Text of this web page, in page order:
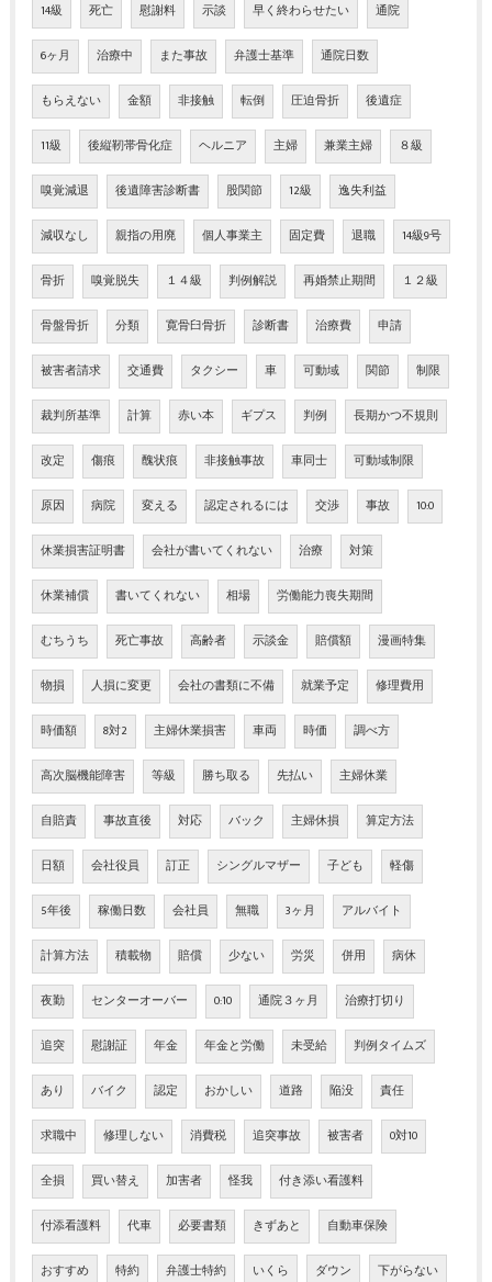
14級 死亡 慰謝料 示談 早く終わらせたい 通院
6ヶ月 治療中 また事故 弁護士基準 通院日数
もらえない 金額 非接触 転倒 圧迫骨折 後遺症
11級 後縦靭帯骨化症 ヘルニア 主婦 兼業主婦 ８級
嗅覚減退 後遺障害診断書 股関節 12級 逸失利益
減収なし 親指の用廃 個人事業主 固定費 退職 14級9号
骨折 嗅覚脱失 １４級 判例解説 再婚禁止期間 １２級
骨盤骨折 分類 寛骨臼骨折 診断書 治療費 申請
被害者請求 交通費 タクシー 車 可動域 関節 制限
裁判所基準 計算 赤い本 ギプス 判例 長期かつ不規則
改定 傷痕 醜状痕 非接触事故 車同士 可動域制限
原因 病院 変える 認定されるには 交渉 事故 10:0
休業損害証明書 会社が書いてくれない 治療 対策
休業補償 書いてくれない 相場 労働能力喪失期間
むちうち 死亡事故 高齢者 示談金 賠償額 漫画特集
物損 人損に変更 会社の書類に不備 就業予定 修理費用
時価額 8対2 主婦休業損害 車両 時価 調べ方
高次脳機能障害 等級 勝ち取る 先払い 主婦休業
自賠責 事故直後 対応 バック 主婦休損 算定方法
日額 会社役員 訂正 シングルマザー 子ども 軽傷
5年後 稼働日数 会社員 無職 3ヶ月 アルバイト
計算方法 積載物 賠償 少ない 労災 併用 病休
夜勤 センターオーバー 0:10 通院３ヶ月 治療打切り
追突 慰謝証 年金 年金と労働 未受給 判例タイムズ
あり バイク 認定 おかしい 道路 陥没 責任
求職中 修理しない 消費税 追突事故 被害者 0対10
全損 買い替え 加害者 怪我 付き添い看護料
付添看護料 代車 必要書類 きずあと 自動車保険
おすすめ 特約 弁護士特約 いくら ダウン 下がらない